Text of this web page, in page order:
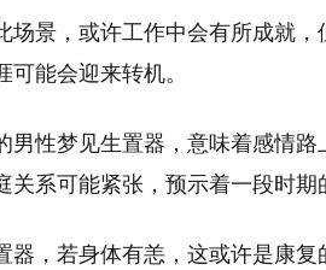
场景，或许工作中会有所成就
能会迎来转机。
男性梦见生置器，意味着感情
关系可能紧张，预示着一段时期
器，若身体有恙，这或许是康